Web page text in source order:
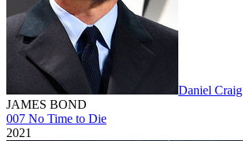
Daniel Craig
JAMES BOND
007 No Time to Die
2021